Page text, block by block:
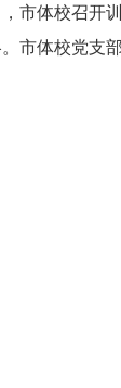
市体校召开
市体校党支